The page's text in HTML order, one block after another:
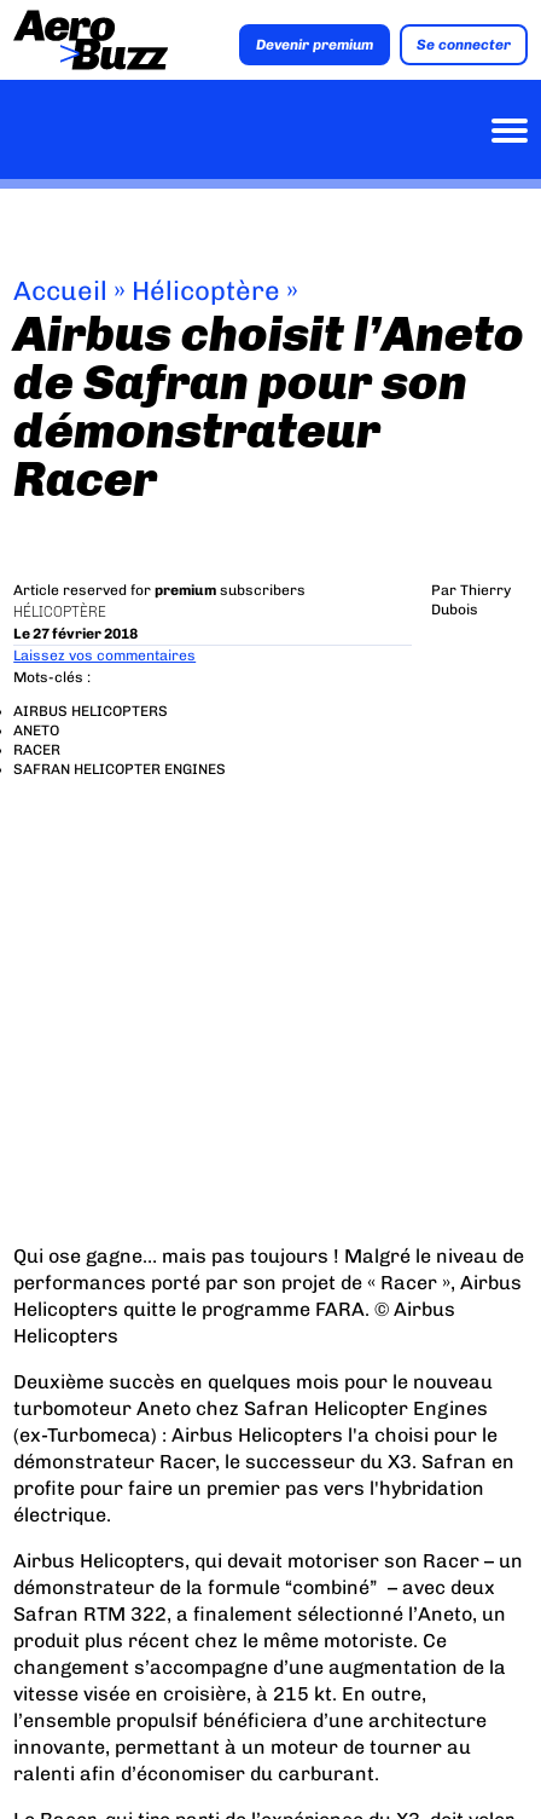
Devenir premium Se connecter
Accueil » Hélicoptère »
Airbus choisit l’Aneto
de Safran pour son
démonstrateur
Racer
Article reserved forpremium subscribers
HÉLICOPTÈRE
Le 27 février 2018
Par Thierry
Dubois
Laissez vos commentaires
Mots-clés :
AIRBUS HELICOPTERS
ANETO
RACER
SAFRAN HELICOPTER ENGINES
Qui ose gagne… mais pas toujours ! Malgré le niveau de
performances porté par son projet de « Racer », Airbus
Helicopters quitte le programme FARA. © Airbus
Helicopters
Deuxième succès en quelques mois pour le nouveau
turbomoteur Aneto chez Safran Helicopter Engines
(ex-Turbomeca) : Airbus Helicopters l'a choisi pour le
démonstrateur Racer, le successeur du X3. Safran en
profite pour faire un premier pas vers l'hybridation
électrique.
Airbus Helicopters, qui devait motoriser son Racer – un
démonstrateur de la formule “combiné” – avec deux
Safran RTM 322, a finalement sélectionné l’Aneto, un
produit plus récent chez le même motoriste. Ce
changement s’accompagne d’une augmentation de la
vitesse visée en croisière, à 215 kt. En outre,
l’ensemble propulsif bénéficiera d’une architecture
innovante, permettant à un moteur de tourner au
ralenti afin d’économiser du carburant.